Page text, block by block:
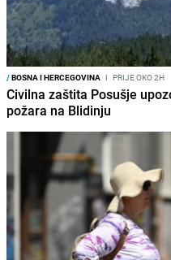
/BOSNA I HERCEGOVINA I PRIJE OKO 2H
Civilna zaštita Posušje
požara na Blidinju